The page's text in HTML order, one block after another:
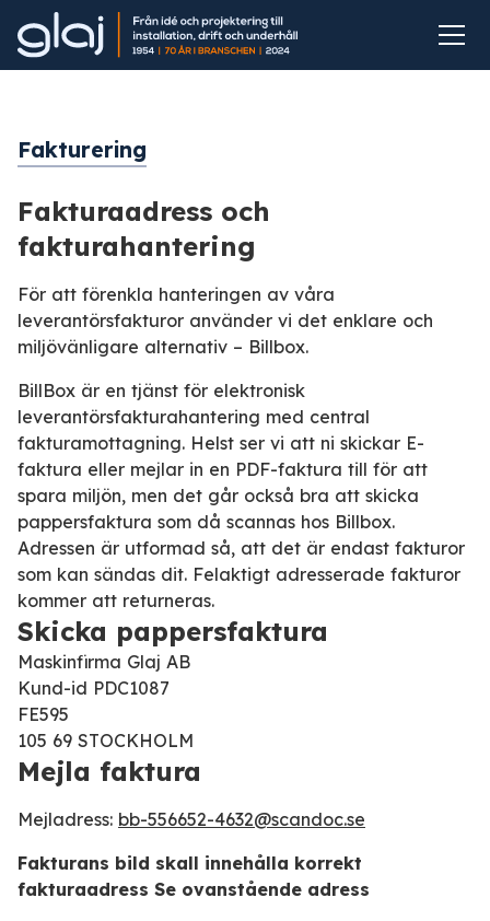
Fakturering
Fakturaadress och
fakturahantering
För att förenkla hanteringen av våra
leverantörsfakturor använder vi det enklare och
miljövänligare alternativ – Billbox.
BillBox är en tjänst för elektronisk
leverantörsfakturahantering med central
fakturamottagning. Helst ser vi att ni skickar E-
faktura eller mejlar in en PDF-faktura till för att
spara miljön, men det går också bra att skicka
pappersfaktura som då scannas hos Billbox.
Adressen är utformad så, att det är endast fakturor
som kan sändas dit. Felaktigt adresserade fakturor
kommer att returneras.
Skicka pappersfaktura
Maskinfirma Glaj AB
Kund-id PDC1087
FE595
105 69 STOCKHOLM
Mejla faktura
Mejladress: bb-556652-4632@scandoc.se
Fakturans bild skall innehålla korrekt
fakturaadress Se ovanstående adress